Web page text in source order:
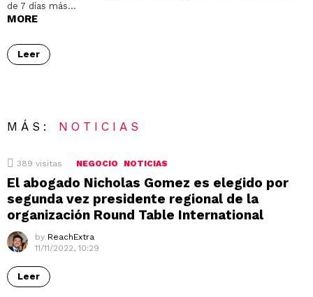
de 7 días más…
MORE
Leer
MÁS: NOTICIAS
389 visitas NEGOCIO NOTICIAS
El abogado Nicholas Gomez es elegido por
segunda vez presidente regional de la
organización Round Table International
by ReachExtra
11/11/2022, 10:29
Leer